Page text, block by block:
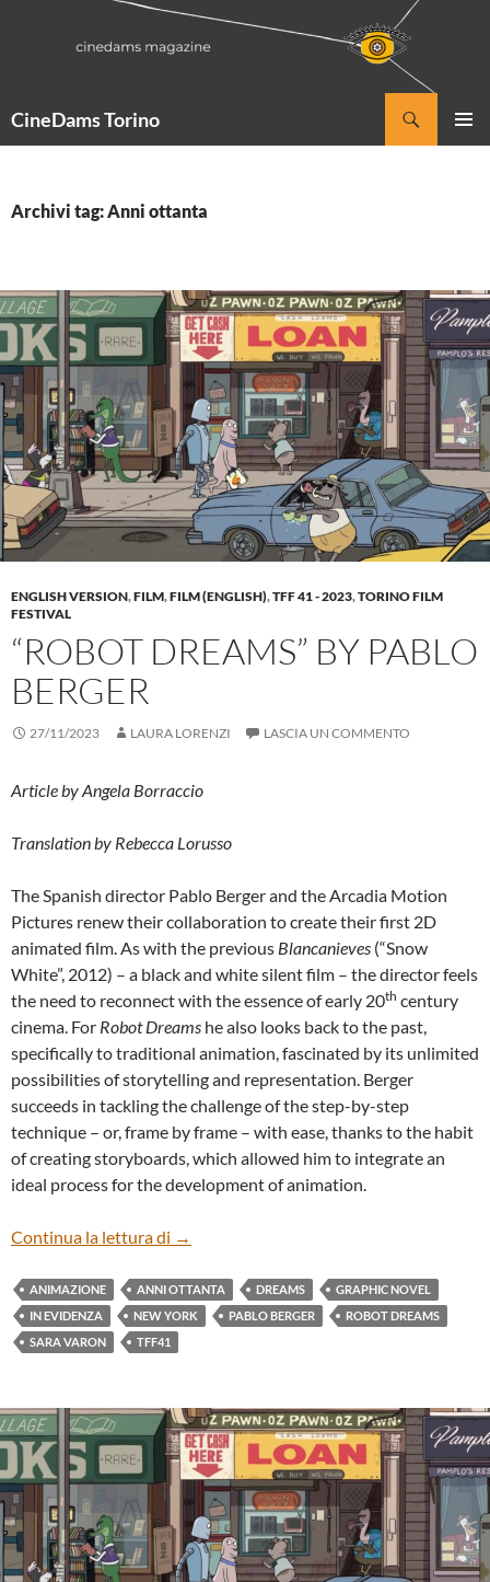
CineDams Torino
Archivi tag: Anni ottanta
ENGLISH VERSION,FILM,FILM (ENGLISH),TFF 41 - 2023,TORINO FILM
FESTIVAL
“ROBOT DREAMS” BY PABLO
BERGER
27/11/2023 LAURA LORENZI LASCIA UN COMMENTO
Article by Angela Borraccio
Translation by Rebecca Lorusso
The Spanish director Pablo Berger and the Arcadia Motion
Pictures renew their collaboration to create their first 2D
animated film. As with the previous Blancanieves (“Snow
White”, 2012) – a black and white silent film – the director feels
the need to reconnect with the essence of early 20th century
cinema. For Robot Dreams he also looks back to the past,
specifically to traditional animation, fascinated by its unlimited
possibilities of storytelling and representation. Berger
succeeds in tackling the challenge of the step-by-step
technique – or, frame by frame – with ease, thanks to the habit
of creating storyboards, which allowed him to integrate an
ideal process for the development of animation.
Continua la lettura di “ROBOT DREAMS” BY PABLO BERGER
→
ANIMAZIONE ANNI OTTANTA DREAMS
GRAPHIC NOVEL
IN EVIDENZA
NEW YORK PABLO BERGER
ROBOT DREAMS
SARA VARON
TFF41